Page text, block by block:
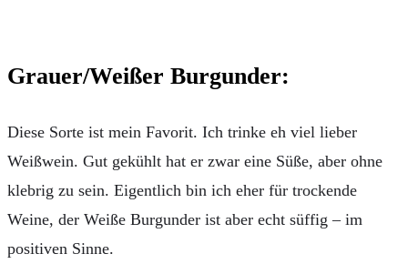
Grauer/Weißer Burgunder:
Diese Sorte ist mein Favorit. Ich trinke eh viel lieber
Weißwein. Gut gekühlt hat er zwar eine Süße, aber ohne
klebrig zu sein. Eigentlich bin ich eher für trockende
Weine, der Weiße Burgunder ist aber echt süffig – im
positiven Sinne.